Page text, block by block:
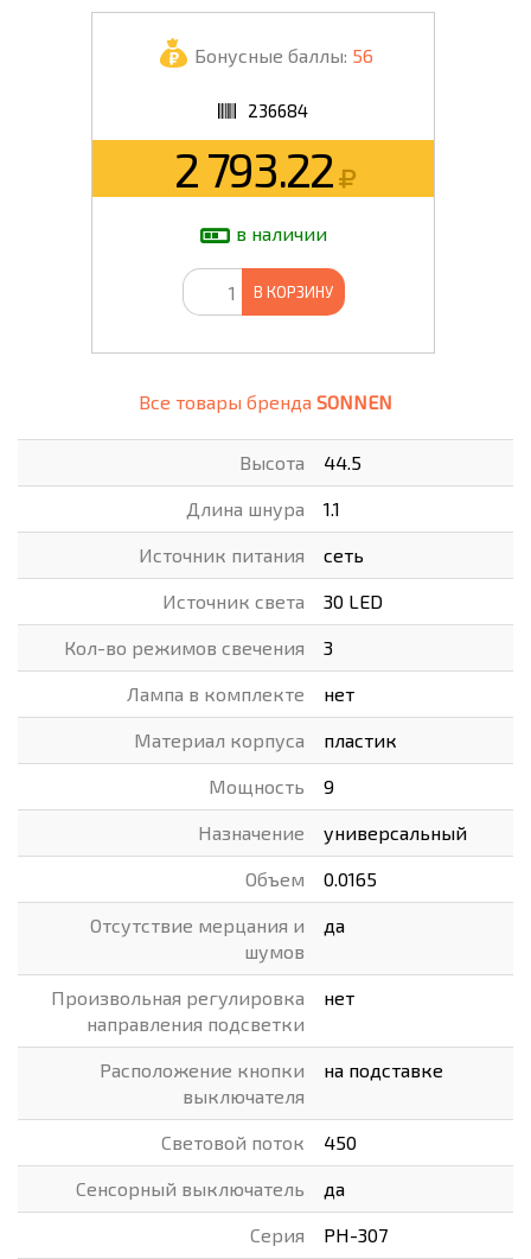
Бонусные баллы: 56
236684
2 793.22
в наличии
В КОРЗИНУ
Все товары бренда SONNEN
Высота 44.5
Длина шнура 1.1
Источник питания сеть
Источник света 30 LED
Кол-во режимов свечения 3
Лампа в комплекте нет
Материал корпуса пластик
Мощность 9
Назначение универсальный
Объем 0.0165
Отсутствие мерцания и
шумов
да
Произвольная регулировка
направления подсветки
нет
Расположение кнопки
выключателя
на подставке
Световой поток 450
Сенсорный выключатель да
Серия PH-307